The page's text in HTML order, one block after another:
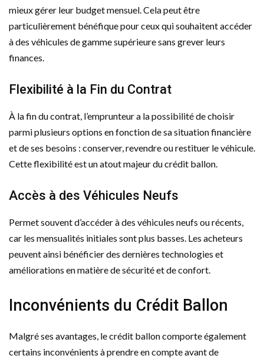
mieux gérer leur budget mensuel. Cela peut être
particulièrement bénéfique pour ceux qui souhaitent accéder
à des véhicules de gamme supérieure sans grever leurs
finances.
Flexibilité à la Fin du Contrat
À la fin du contrat, l’emprunteur a la possibilité de choisir
parmi plusieurs options en fonction de sa situation financière
et de ses besoins : conserver, revendre ou restituer le véhicule.
Cette flexibilité est un atout majeur du crédit ballon.
Accès à des Véhicules Neufs
Permet souvent d’accéder à des véhicules neufs ou récents,
car les mensualités initiales sont plus basses. Les acheteurs
peuvent ainsi bénéficier des dernières technologies et
améliorations en matière de sécurité et de confort.
Inconvénients du Crédit Ballon
Malgré ses avantages, le crédit ballon comporte également
certains inconvénients à prendre en compte avant de